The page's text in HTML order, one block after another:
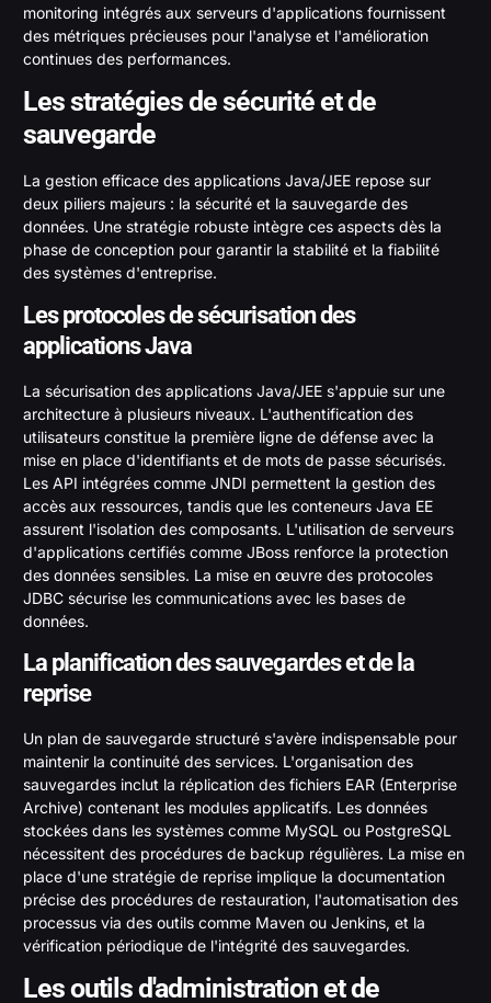
monitoring intégrés aux serveurs d'applications fournissent
des métriques précieuses pour l'analyse et l'amélioration
continues des performances.
Les stratégies de sécurité et de
sauvegarde
La gestion efficace des applications Java/JEE repose sur
deux piliers majeurs : la sécurité et la sauvegarde des
données. Une stratégie robuste intègre ces aspects dès la
phase de conception pour garantir la stabilité et la fiabilité
des systèmes d'entreprise.
Les protocoles de sécurisation des
applications Java
La sécurisation des applications Java/JEE s'appuie sur une
architecture à plusieurs niveaux. L'authentification des
utilisateurs constitue la première ligne de défense avec la
mise en place d'identifiants et de mots de passe sécurisés.
Les API intégrées comme JNDI permettent la gestion des
accès aux ressources, tandis que les conteneurs Java EE
assurent l'isolation des composants. L'utilisation de serveurs
d'applications certifiés comme JBoss renforce la protection
des données sensibles. La mise en œuvre des protocoles
JDBC sécurise les communications avec les bases de
données.
La planification des sauvegardes et de la
reprise
Un plan de sauvegarde structuré s'avère indispensable pour
maintenir la continuité des services. L'organisation des
sauvegardes inclut la réplication des fichiers EAR (Enterprise
Archive) contenant les modules applicatifs. Les données
stockées dans les systèmes comme MySQL ou PostgreSQL
nécessitent des procédures de backup régulières. La mise en
place d'une stratégie de reprise implique la documentation
précise des procédures de restauration, l'automatisation des
processus via des outils comme Maven ou Jenkins, et la
vérification périodique de l'intégrité des sauvegardes.
Les outils d'administration et de